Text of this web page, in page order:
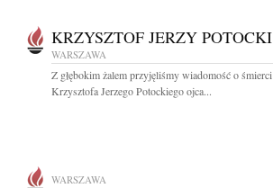
KRZYSZTOF JERZY POTOCKI
WARSZAWA
Z głębokim żalem przyjęliśmy wiadomość o śmierci
Krzysztofa Jerzego Potockiego ojca...
WARSZAWA